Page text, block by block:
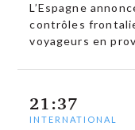
L’Espagne
contrôles
voyageurs en
21:37
INTERNATIONAL